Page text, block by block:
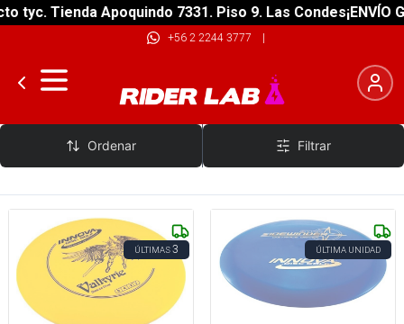
Tienda Apoquindo 7331. Piso 9. Las Condes¡ENVÍO
+56 2 2244 3777 |
INNOVA DISC
Ordenar Filtrar
ÚLTIMAS3 ÚLTIMA UNIDAD